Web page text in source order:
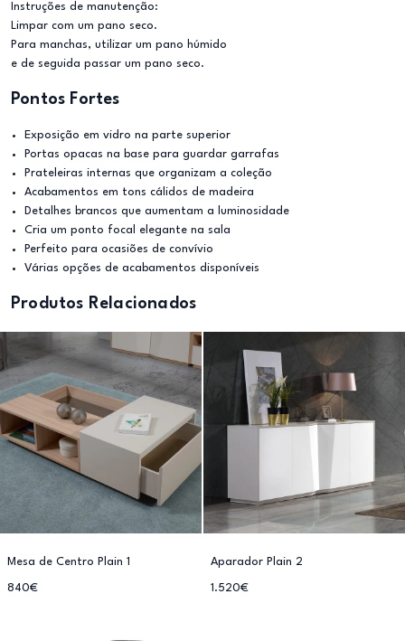
Instruções de manutenção:
Limpar com um pano seco.
Para manchas, utilizar um pano húmido
e de seguida passar um pano seco.
Pontos Fortes
Exposição em vidro na parte superior
Portas opacas na base para guardar garrafas
Prateleiras internas que organizam a coleção
Acabamentos em tons cálidos de madeira
Detalhes brancos que aumentam a luminosidade
Cria um ponto focal elegante na sala
Perfeito para ocasiões de convívio
Várias opções de acabamentos disponíveis
Produtos Relacionados
Mesa de Centro Plain 1
840€
Aparador Plain 2
1.520€